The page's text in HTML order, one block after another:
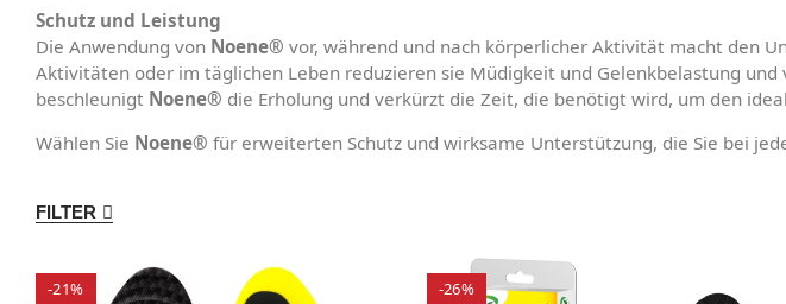
Schutz und Leistung
Die Anwendung von Noene® vor, während und nach körperlicher Aktivität macht den
Aktivitäten oder im täglichen Leben reduzieren sie Müdigkeit und Gelenkbelastung
beschleunigt Noene® die Erholung und verkürzt die Zeit, die benötigt wird, um den
Wählen Sie Noene® für erweiterten Schutz und wirksame Unterstützung, die Sie bei
FILTER
-21% -26%